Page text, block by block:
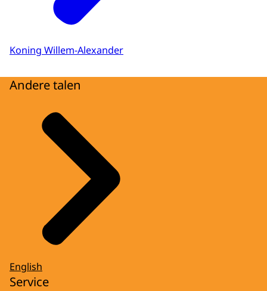
Koning Willem-Alexander
Andere talen
English
Service